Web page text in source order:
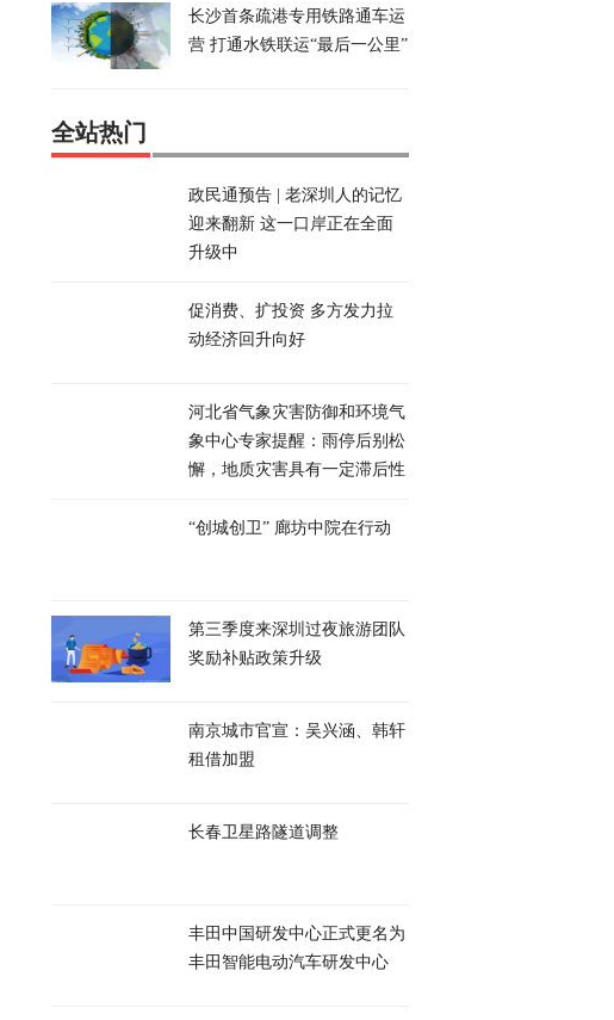
长沙首条疏港专用铁路通车运
营 打通水铁联运“最后一公里”
全站热门
政民通预告 | 老深圳人的记忆
迎来翻新 这一口岸正在全面
升级中
促消费、扩投资 多方发力拉
动经济回升向好
河北省气象灾害防御和环境气
象中心专家提醒：雨停后别松
懈，地质灾害具有一定滞后性
“创城创卫” 廊坊中院在行动
第三季度来深圳过夜旅游团队
奖励补贴政策升级
南京城市官宣：吴兴涵、韩轩
租借加盟
长春卫星路隧道调整
丰田中国研发中心正式更名为
丰田智能电动汽车研发中心